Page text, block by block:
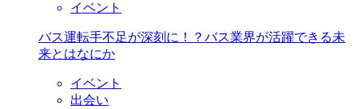
イベント
バス運転手不足が深刻に！？バス業界が活躍できる未
来とはなにか
イベント
出会い